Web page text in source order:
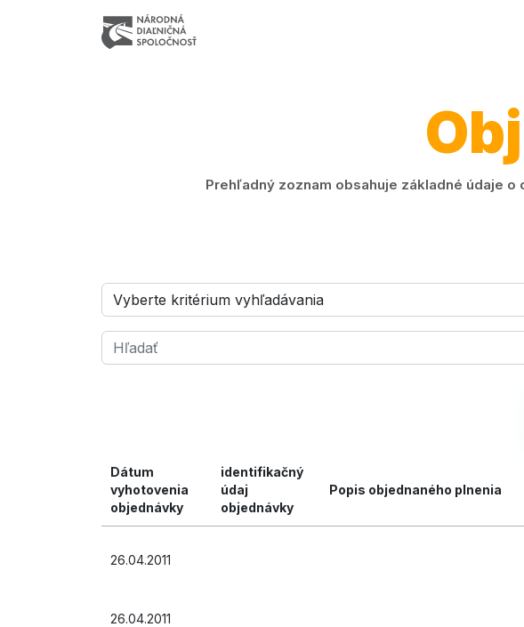
Prehľadný zoznam obsahuje základné údaje
Dátum
vyhotovenia
objednávky
identifikačný
údaj
objednávky
Popis objednaného plnenia
26.04.2011
26.04.2011